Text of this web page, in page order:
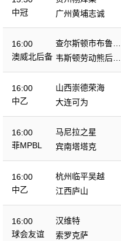
中冠
广州黄埔志诚
16:00
澳威北后备
查尔斯顿市布鲁斯
后备队
韦斯顿劳动熊后备
队
16:00
中乙
山西崇德荣海
大连可为
16:00
菲MPBL
马尼拉之星
宾南塔塔克
16:00
中乙
杭州临平吴越
江西庐山
16:00
球会友谊
汉维特
索罗克萨